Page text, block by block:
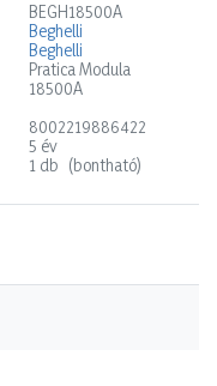
BEGH18500A
Beghelli
Beghelli
Pratica Modula
18500A
8002219886422
5 év
1 db (bontható)